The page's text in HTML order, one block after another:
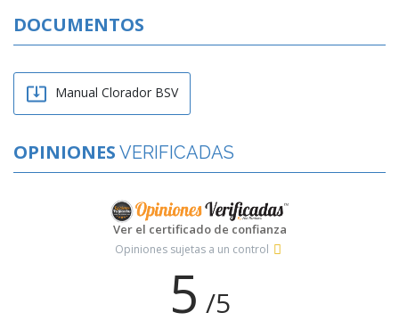
DOCUMENTOS
 Manual Clorador BSV
OPINIONES VERIFICADAS
Ver el certificado de confianza
Opiniones sujetas a un control
5 /5